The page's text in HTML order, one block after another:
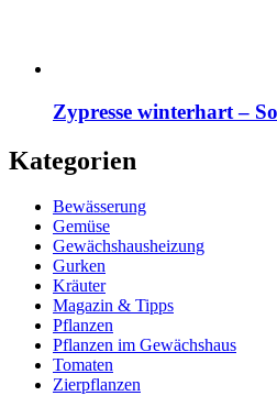
Zypresse winterhart –
Kategorien
Bewässerung
Gemüse
Gewächshausheizung
Gurken
Kräuter
Magazin & Tipps
Pflanzen
Pflanzen im Gewächshaus
Tomaten
Zierpflanzen